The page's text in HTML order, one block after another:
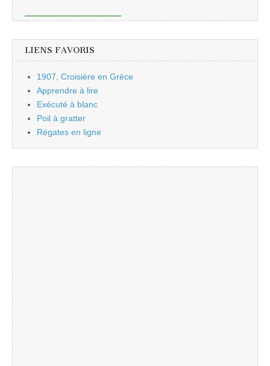
LIENS FAVORIS
1907, Croisière en Grèce
Apprendre à lire
Exécuté à blanc
Poil à gratter
Régates en ligne